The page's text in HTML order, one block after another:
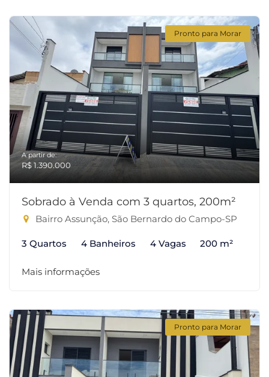
Pronto para Morar
A partir de:
R$ 1.390.000
Sobrado à Venda com 3 quartos, 200m²
Bairro Assunção, São Bernardo do Campo-SP
3 Quartos 4 Banheiros 4 Vagas 200 m²
Mais informações
Pronto para Morar